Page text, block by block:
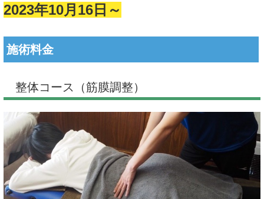
2023年10月16日～
施術料金
整体コース（筋膜調整）